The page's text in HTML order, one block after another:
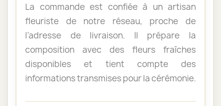
La commande est confiée à un artisan
fleuriste de notre réseau, proche de
l’adresse de livraison. Il prépare la
composition avec des fleurs fraîches
disponibles et tient compte des
informations transmises pour la cérémonie.